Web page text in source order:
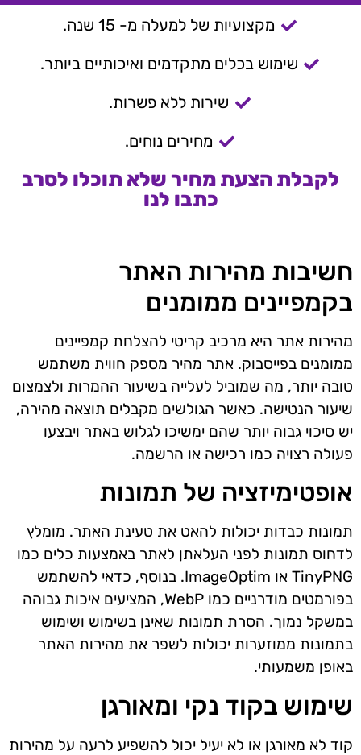
מקצועיות של למעלה מ- 15 שנה.
שימוש בכלים מתקדמים ואיכותיים ביותר.
שירות ללא פשרות.
מחירים נוחים.
לקבלת הצעת מחיר שלא תוכלו לסרב
כתבו לנו
חשיבות מהירות האתר
בקמפיינים ממומנים
מהירות אתר היא מרכיב קריטי להצלחת קמפיינים
ממומנים בפייסבוק. אתר מהיר מספק חווית משתמש
טובה יותר, מה שמוביל לעלייה בשיעור ההמרות ולצמצום
שיעור הנטישה. כאשר הגולשים מקבלים תוצאה מהירה,
יש סיכוי גבוה יותר שהם ימשיכו לגלוש באתר ויבצעו
פעולה רצויה כמו רכישה או הרשמה.
אופטימיזציה של תמונות
תמונות כבדות יכולות להאט את טעינת האתר. מומלץ
לדחוס תמונות לפני העלאתן לאתר באמצעות כלים כמו
TinyPNG או ImageOptim. בנוסף, כדאי להשתמש
בפורמטים מודרניים כמו WebP, המציעים איכות גבוהה
במשקל נמוך. הסרת תמונות שאינן בשימוש ושימוש
בתמונות ממוזערות יכולות לשפר את מהירות האתר
באופן משמעותי.
שימוש בקוד נקי ומאורגן
קוד לא מאורגן או לא יעיל יכול להשפיע לרעה על מהירות